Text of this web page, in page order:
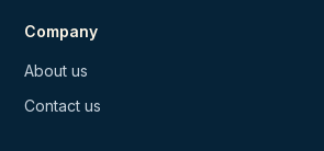
Company
About us
Contact us